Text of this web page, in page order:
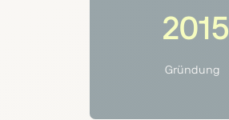
2015
Gründung